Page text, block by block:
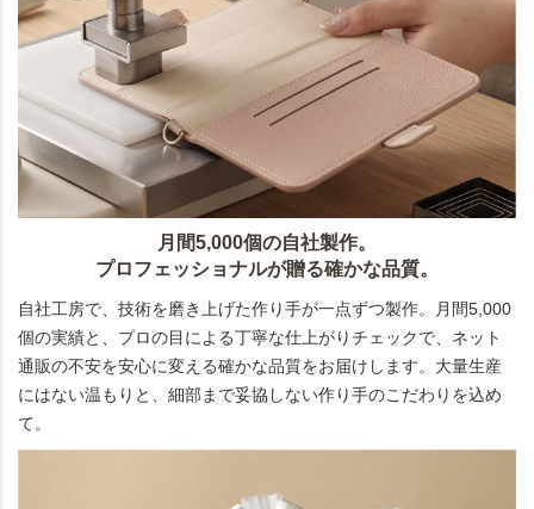
月間5,000個の自社製作。
プロフェッショナルが贈る確かな品質。
自社工房で、技術を磨き上げた作り手が一点ずつ製作。月間5,000
個の実績と、プロの目による丁寧な仕上がりチェックで、ネット
通販の不安を安心に変える確かな品質をお届けします。大量生産
にはない温もりと、細部まで妥協しない作り手のこだわりを込め
て。